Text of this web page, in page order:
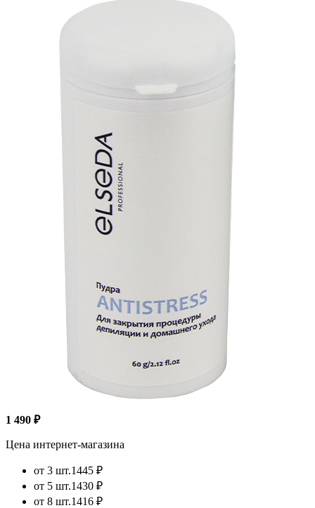
1 490 ₽
Цена интернет-магазина
от 3 шт.1445 ₽
от 5 шт.1430 ₽
от 8 шт.1416 ₽